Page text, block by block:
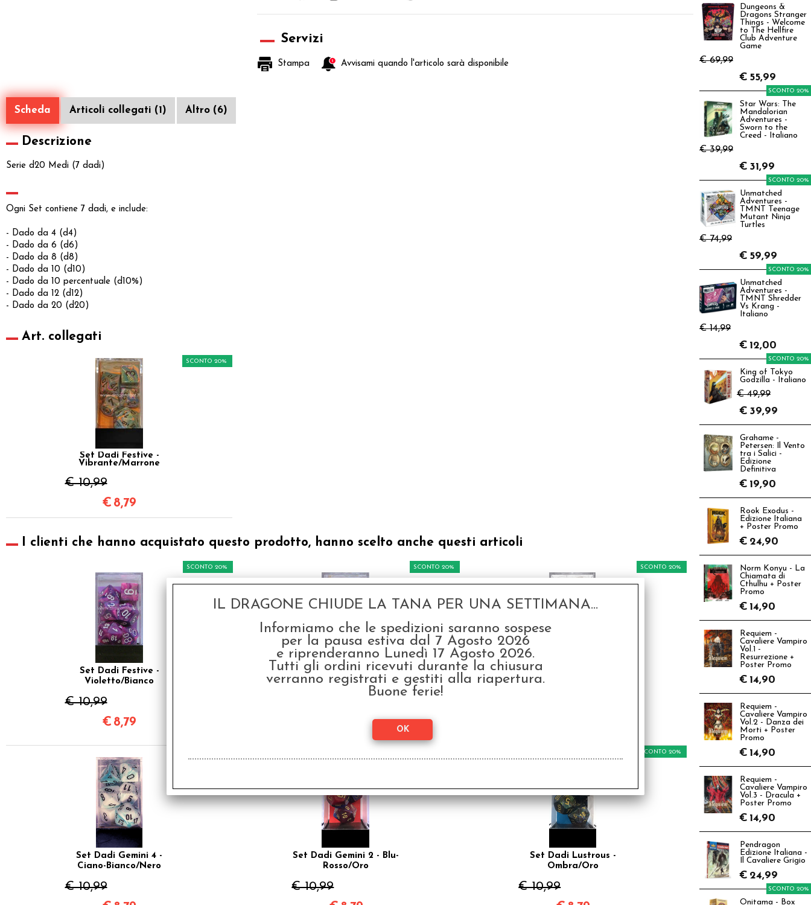
Servizi
Stampa Avvisami quando l'articolo sarà disponibile
Scheda Articoli collegati (1) Altro (6)
Descrizione
Serie d20 Medi (7 dadi)
Ogni Set contiene 7 dadi, e include:
- Dado da 4 (d4)
- Dado da 6 (d6)
- Dado da 8 (d8)
- Dado da 10 (d10)
- Dado da 10 percentuale (d10%)
- Dado da 12 (d12)
- Dado da 20 (d20)
Art. collegati
Set Dadi Festive -
Vibrante/Marrone
€ 10,99
SCONTO 20%
€ 8,79
I clienti che hanno acquistato questo prodotto, hanno scelto anche questi articoli
Set Dadi Festive -
Violetto/Bianco
€ 10,99
SCONTO 20%
€ 8,79
Set Dadi Festive -
Carosello/Bianco
SCONTO 20%
Set Dadi Frosted -
Trasparente/Nero
SCONTO 20%
Set Dadi Gemini 4 -
Ciano-Bianco/Nero
€ 10,99
Set Dadi Gemini 2 - Blu-
Rosso/Oro
€ 10,99
Set Dadi Lustrous -
Ombra/Oro
€ 10,99
SCONTO 20%
Dungeons &
Dragons Stranger
Things - Welcome
to The Hellfire
Club Adventure
Game
€ 69,99
€ 55,99
Star Wars: The
Mandalorian
Adventures -
Sworn to the
Creed - Italiano
€ 39,99
SCONTO 20%
€ 31,99
Unmatched
Adventures -
TMNT Teenage
Mutant Ninja
Turtles
€ 74,99
SCONTO 20%
€ 59,99
Unmatched
Adventures -
TMNT Shredder
Vs Krang -
Italiano
€ 14,99
SCONTO 20%
€ 12,00
King of Tokyo
Godzilla - Italiano
€ 49,99
SCONTO 20%
€ 39,99
Grahame -
Petersen: Il Vento
tra i Salici -
Edizione
Definitiva
€ 19,90
Rook Exodus -
Edizione Italiana
+ Poster Promo
€ 24,90
Norm Konyu - La
Chiamata di
Cthulhu + Poster
Promo
€ 14,90
Requiem -
Cavaliere Vampiro
Vol.1 -
Resurrezione +
Poster Promo
€ 14,90
Requiem -
Cavaliere Vampiro
Vol.2 - Danza dei
Morti + Poster
Promo
€ 14,90
Requiem -
Cavaliere Vampiro
Vol.3 - Dracula +
Poster Promo
€ 14,90
Pendragon
Edizione Italiana -
Il Cavaliere Grigio
€ 24,99
Onitama - Box
SCONTO 20%
IL DRAGONE CHIUDE LA TANA PER UNA SETTIMANA...
Informiamo che le spedizioni saranno sospese
per la pausa estiva dal 7 Agosto 2026
e riprenderanno Lunedì 17 Agosto 2026.
Tutti gli ordini ricevuti durante la chiusura
verranno registrati e gestiti alla riapertura.
Buone ferie!